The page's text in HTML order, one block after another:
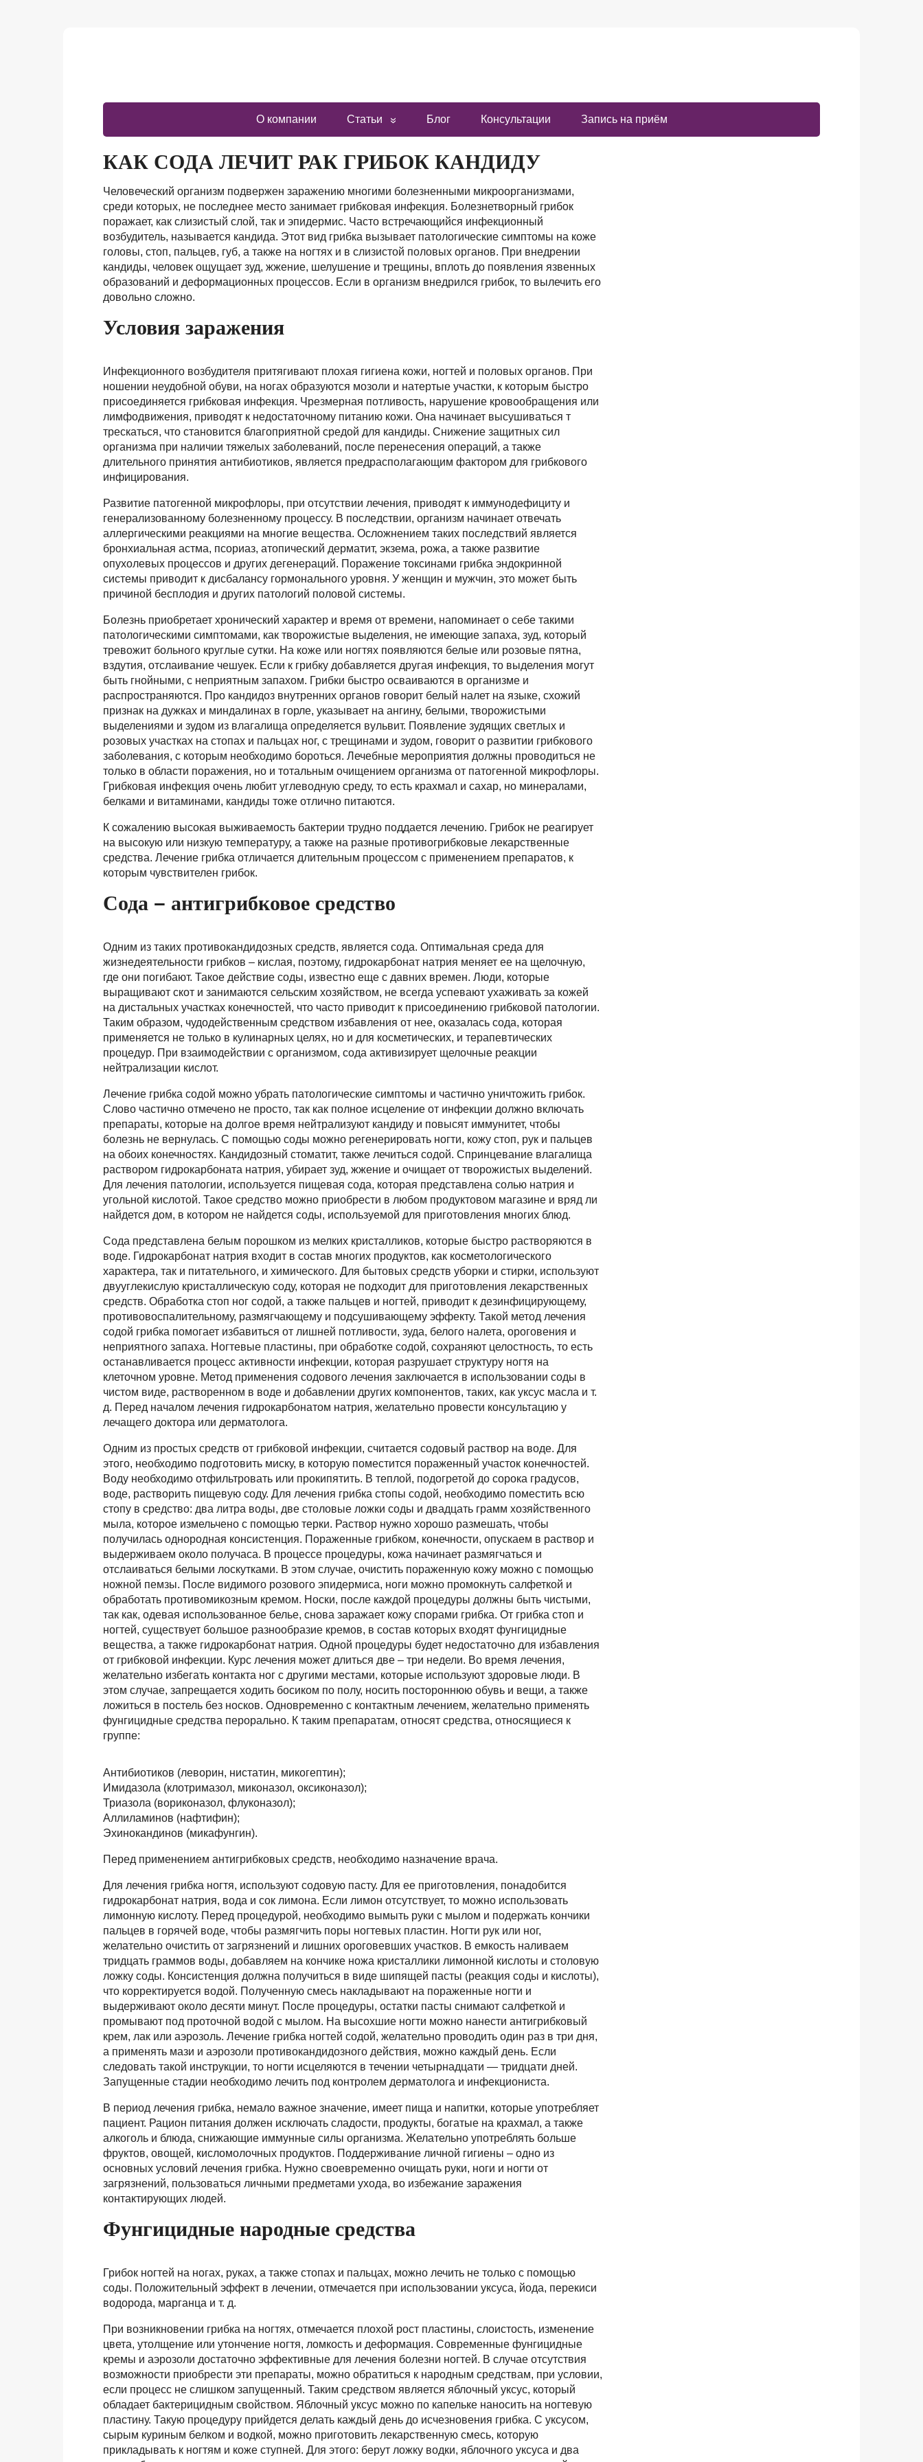
О компании Статьи Блог Консультации Запись на приём
КАК СОДА ЛЕЧИТ РАК ГРИБОК КАНДИДУ
Человеческий организм подвержен заражению многими болезненными микроорганизмами,
среди которых, не последнее место занимает грибковая инфекция. Болезнетворный грибок
поражает, как слизистый слой, так и эпидермис. Часто встречающийся инфекционный
возбудитель, называется кандида. Этот вид грибка вызывает патологические симптомы на коже
головы, стоп, пальцев, губ, а также на ногтях и в слизистой половых органов. При внедрении
кандиды, человек ощущает зуд, жжение, шелушение и трещины, вплоть до появления язвенных
образований и деформационных процессов. Если в организм внедрился грибок, то вылечить его
довольно сложно.
Условия заражения
Инфекционного возбудителя притягивают плохая гигиена кожи, ногтей и половых органов. При
ношении неудобной обуви, на ногах образуются мозоли и натертые участки, к которым быстро
присоединяется грибковая инфекция. Чрезмерная потливость, нарушение кровообращения или
лимфодвижения, приводят к недостаточному питанию кожи. Она начинает высушиваться т
трескаться, что становится благоприятной средой для кандиды. Снижение защитных сил
организма при наличии тяжелых заболеваний, после перенесения операций, а также
длительного принятия антибиотиков, является предрасполагающим фактором для грибкового
инфицирования.
Развитие патогенной микрофлоры, при отсутствии лечения, приводят к иммунодефициту и
генерализованному болезненному процессу. В последствии, организм начинает отвечать
аллергическими реакциями на многие вещества. Осложнением таких последствий является
бронхиальная астма, псориаз, атопический дерматит, экзема, рожа, а также развитие
опухолевых процессов и других дегенераций. Поражение токсинами грибка эндокринной
системы приводит к дисбалансу гормонального уровня. У женщин и мужчин, это может быть
причиной бесплодия и других патологий половой системы.
Болезнь приобретает хронический характер и время от времени, напоминает о себе такими
патологическими симптомами, как творожистые выделения, не имеющие запаха, зуд, который
тревожит больного круглые сутки. На коже или ногтях появляются белые или розовые пятна,
вздутия, отслаивание чешуек. Если к грибку добавляется другая инфекция, то выделения могут
быть гнойными, с неприятным запахом. Грибки быстро осваиваются в организме и
распространяются. Про кандидоз внутренних органов говорит белый налет на языке, схожий
признак на дужках и миндалинах в горле, указывает на ангину, белыми, творожистыми
выделениями и зудом из влагалища определяется вульвит. Появление зудящих светлых и
розовых участках на стопах и пальцах ног, с трещинами и зудом, говорит о развитии грибкового
заболевания, с которым необходимо бороться. Лечебные мероприятия должны проводиться не
только в области поражения, но и тотальным очищением организма от патогенной микрофлоры.
Грибковая инфекция очень любит углеводную среду, то есть крахмал и сахар, но минералами,
белками и витаминами, кандиды тоже отлично питаются.
К сожалению высокая выживаемость бактерии трудно поддается лечению. Грибок не реагирует
на высокую или низкую температуру, а также на разные противогрибковые лекарственные
средства. Лечение грибка отличается длительным процессом с применением препаратов, к
которым чувствителен грибок.
Сода – антигрибковое средство
Одним из таких противокандидозных средств, является сода. Оптимальная среда для
жизнедеятельности грибков – кислая, поэтому, гидрокарбонат натрия меняет ее на щелочную,
где они погибают. Такое действие соды, известно еще с давних времен. Люди, которые
выращивают скот и занимаются сельским хозяйством, не всегда успевают ухаживать за кожей
на дистальных участках конечностей, что часто приводит к присоединению грибковой патологии.
Таким образом, чудодейственным средством избавления от нее, оказалась сода, которая
применяется не только в кулинарных целях, но и для косметических, и терапевтических
процедур. При взаимодействии с организмом, сода активизирует щелочные реакции
нейтрализации кислот.
Лечение грибка содой можно убрать патологические симптомы и частично уничтожить грибок.
Слово частично отмечено не просто, так как полное исцеление от инфекции должно включать
препараты, которые на долгое время нейтрализуют кандиду и повысят иммунитет, чтобы
болезнь не вернулась. С помощью соды можно регенерировать ногти, кожу стоп, рук и пальцев
на обоих конечностях. Кандидозный стоматит, также лечиться содой. Спринцевание влагалища
раствором гидрокарбоната натрия, убирает зуд, жжение и очищает от творожистых выделений.
Для лечения патологии, используется пищевая сода, которая представлена солью натрия и
угольной кислотой. Такое средство можно приобрести в любом продуктовом магазине и вряд ли
найдется дом, в котором не найдется соды, используемой для приготовления многих блюд.
Сода представлена белым порошком из мелких кристалликов, которые быстро растворяются в
воде. Гидрокарбонат натрия входит в состав многих продуктов, как косметологического
характера, так и питательного, и химического. Для бытовых средств уборки и стирки, используют
двууглекислую кристаллическую соду, которая не подходит для приготовления лекарственных
средств. Обработка стоп ног содой, а также пальцев и ногтей, приводит к дезинфицирующему,
противовоспалительному, размягчающему и подсушивающему эффекту. Такой метод лечения
содой грибка помогает избавиться от лишней потливости, зуда, белого налета, ороговения и
неприятного запаха. Ногтевые пластины, при обработке содой, сохраняют целостность, то есть
останавливается процесс активности инфекции, которая разрушает структуру ногтя на
клеточном уровне. Метод применения содового лечения заключается в использовании соды в
чистом виде, растворенном в воде и добавлении других компонентов, таких, как уксус масла и т.
д. Перед началом лечения гидрокарбонатом натрия, желательно провести консультацию у
лечащего доктора или дерматолога.
Одним из простых средств от грибковой инфекции, считается содовый раствор на воде. Для
этого, необходимо подготовить миску, в которую поместится пораженный участок конечностей.
Воду необходимо отфильтровать или прокипятить. В теплой, подогретой до сорока градусов,
воде, растворить пищевую соду. Для лечения грибка стопы содой, необходимо поместить всю
стопу в средство: два литра воды, две столовые ложки соды и двадцать грамм хозяйственного
мыла, которое измельчено с помощью терки. Раствор нужно хорошо размешать, чтобы
получилась однородная консистенция. Пораженные грибком, конечности, опускаем в раствор и
выдерживаем около получаса. В процессе процедуры, кожа начинает размягчаться и
отслаиваться белыми лоскутками. В этом случае, очистить пораженную кожу можно с помощью
ножной пемзы. После видимого розового эпидермиса, ноги можно промокнуть салфеткой и
обработать противомикозным кремом. Носки, после каждой процедуры должны быть чистыми,
так как, одевая использованное белье, снова заражает кожу спорами грибка. От грибка стоп и
ногтей, существует большое разнообразие кремов, в состав которых входят фунгицидные
вещества, а также гидрокарбонат натрия. Одной процедуры будет недостаточно для избавления
от грибковой инфекции. Курс лечения может длиться две – три недели. Во время лечения,
желательно избегать контакта ног с другими местами, которые используют здоровые люди. В
этом случае, запрещается ходить босиком по полу, носить постороннюю обувь и вещи, а также
ложиться в постель без носков. Одновременно с контактным лечением, желательно применять
фунгицидные средства перорально. К таким препаратам, относят средства, относящиеся к
группе:
Антибиотиков (леворин, нистатин, микогептин);
Имидазола (клотримазол, миконазол, оксиконазол);
Триазола (вориконазол, флуконазол);
Аллиламинов (нафтифин);
Эхинокандинов (микафунгин).
Перед применением антигрибковых средств, необходимо назначение врача.
Для лечения грибка ногтя, используют содовую пасту. Для ее приготовления, понадобится
гидрокарбонат натрия, вода и сок лимона. Если лимон отсутствует, то можно использовать
лимонную кислоту. Перед процедурой, необходимо вымыть руки с мылом и подержать кончики
пальцев в горячей воде, чтобы размягчить поры ногтевых пластин. Ногти рук или ног,
желательно очистить от загрязнений и лишних ороговевших участков. В емкость наливаем
тридцать граммов воды, добавляем на кончике ножа кристаллики лимонной кислоты и столовую
ложку соды. Консистенция должна получиться в виде шипящей пасты (реакция соды и кислоты),
что корректируется водой. Полученную смесь накладывают на пораженные ногти и
выдерживают около десяти минут. После процедуры, остатки пасты снимают салфеткой и
промывают под проточной водой с мылом. На высохшие ногти можно нанести антигрибковый
крем, лак или аэрозоль. Лечение грибка ногтей содой, желательно проводить один раз в три дня,
а применять мази и аэрозоли противокандидозного действия, можно каждый день. Если
следовать такой инструкции, то ногти исцеляются в течении четырнадцати — тридцати дней.
Запущенные стадии необходимо лечить под контролем дерматолога и инфекциониста.
В период лечения грибка, немало важное значение, имеет пища и напитки, которые употребляет
пациент. Рацион питания должен исключать сладости, продукты, богатые на крахмал, а также
алкоголь и блюда, снижающие иммунные силы организма. Желательно употреблять больше
фруктов, овощей, кисломолочных продуктов. Поддерживание личной гигиены – одно из
основных условий лечения грибка. Нужно своевременно очищать руки, ноги и ногти от
загрязнений, пользоваться личными предметами ухода, во избежание заражения
контактирующих людей.
Фунгицидные народные средства
Грибок ногтей на ногах, руках, а также стопах и пальцах, можно лечить не только с помощью
соды. Положительный эффект в лечении, отмечается при использовании уксуса, йода, перекиси
водорода, марганца и т. д.
При возникновении грибка на ногтях, отмечается плохой рост пластины, слоистость, изменение
цвета, утолщение или утончение ногтя, ломкость и деформация. Современные фунгицидные
кремы и аэрозоли достаточно эффективные для лечения болезни ногтей. В случае отсутствия
возможности приобрести эти препараты, можно обратиться к народным средствам, при условии,
если процесс не слишком запущенный. Таким средством является яблочный уксус, который
обладает бактерицидным свойством. Яблочный уксус можно по капельке наносить на ногтевую
пластину. Такую процедуру прийдется делать каждый день до исчезновения грибка. С уксусом,
сырым куриным белком и водкой, можно приготовить лекарственную смесь, которую
прикладывать к ногтям и коже ступней. Для этого: берут ложку водки, яблочного уксуса и два